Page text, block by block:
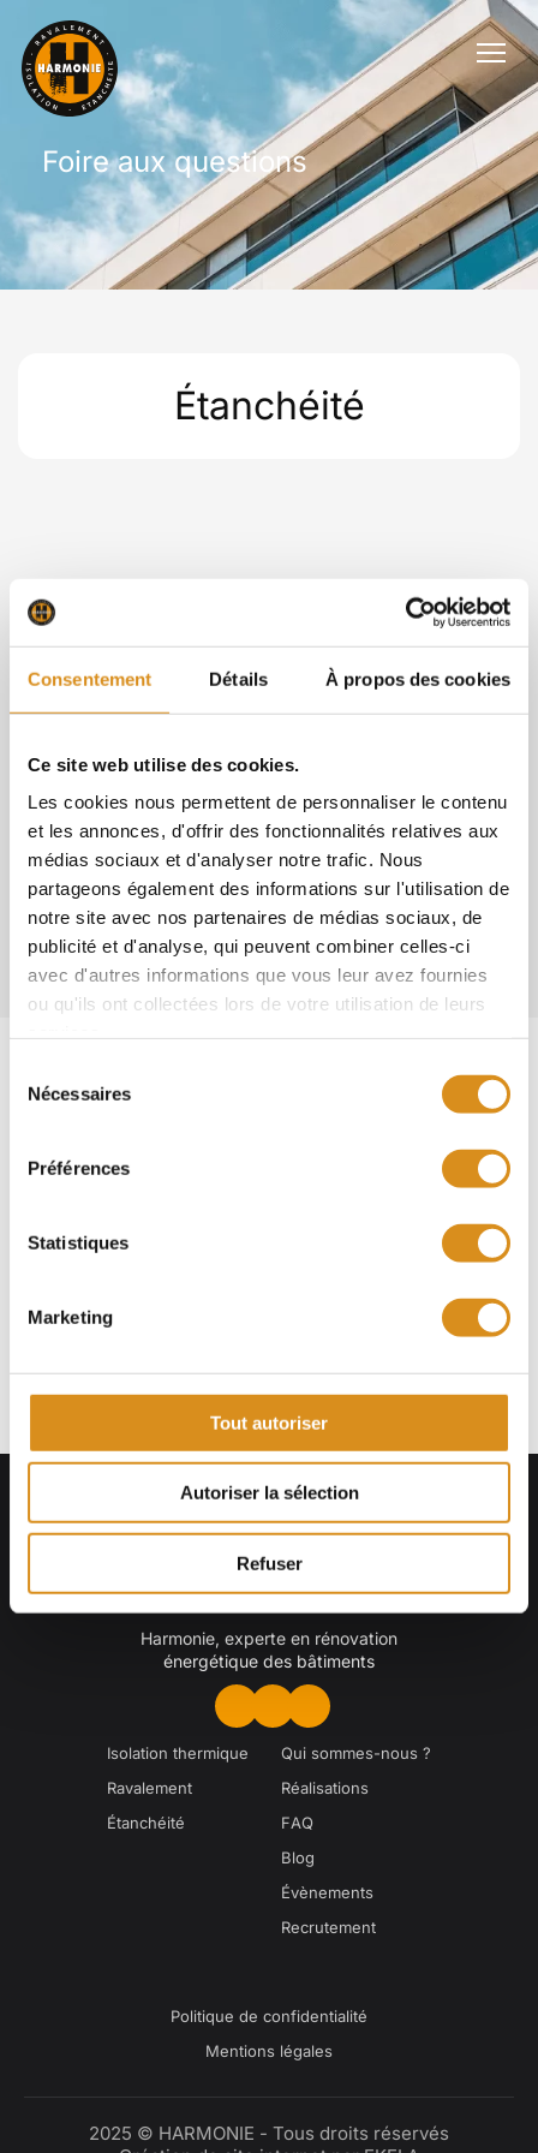
Consentement Détails À propos des cookies
Ce site web utilise des cookies.
Les cookies nous permettent de personnaliser le contenu
et les annonces, d'offrir des fonctionnalités relatives aux
médias sociaux et d'analyser notre trafic. Nous
partageons également des informations sur l'utilisation de
notre site avec nos partenaires de médias sociaux, de
publicité et d'analyse, qui peuvent combiner celles-ci
avec d'autres informations que vous leur avez fournies
ou qu'ils ont collectées lors de votre utilisation de leurs
Nécessaires
Préférences
Statistiques
Marketing
Tout autoriser
Autoriser la sélection
Refuser
Foire aux questions
Étanchéité
A quoi sert la bande solin ?
L’importance d’avoir un contrat d’entretien pour
Le lexique de l’étanchéité des toitures terrasses
Qu’est-ce que le DTU pour les toits terrasses ?
Nos partenaires
Certification
Harmonie, experte en rénovation
énergétique des bâtiments
Isolation thermique
Ravalement
Étanchéité
Qui sommes-nous ?
Réalisations
FAQ
Blog
Évènements
Recrutement
Politique de confidentialité
Mentions légales
2025 © HARMONIE - Tous droits réservés